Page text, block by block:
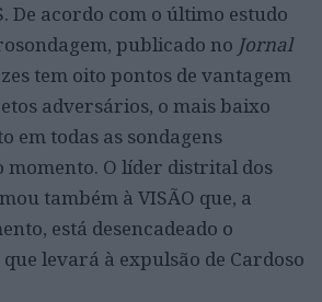
De acordo com o último estudo
publicado no Jornal
tem oito pontos de vantagem
adversários, o mais baixo
em todas as sondagens
momento. O líder distrital dos
também à VISÃO que, a
está desencadeado o
levará à expulsão de Cardoso